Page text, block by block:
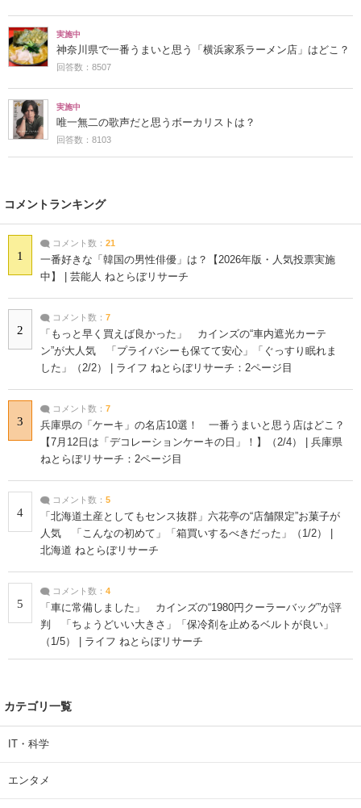
実施中
神奈川県で一番うまいと思う「横浜家系ラーメン店」はどこ？
回答数：8507
実施中
唯一無二の歌声だと思うボーカリストは？
回答数：8103
コメントランキング
1
コメント数： 21
一番好きな「韓国の男性俳優」は？【2026年版・人気投票実施
中】 | 芸能人 ねとらぼリサーチ
2
コメント数： 7
「もっと早く買えば良かった」 カインズの“車内遮光カーテ
ン”が大人気 「プライバシーも保てて安心」「ぐっすり眠れま
した」（2/2） | ライフ ねとらぼリサーチ：2ページ目
3
コメント数： 7
兵庫県の「ケーキ」の名店10選！ 一番うまいと思う店はどこ？
【7月12日は「デコレーションケーキの日」！】（2/4） | 兵庫県
ねとらぼリサーチ：2ページ目
4
コメント数： 5
「北海道土産としてもセンス抜群」六花亭の“店舗限定”お菓子が
人気 「こんなの初めて」「箱買いするべきだった」（1/2） |
北海道 ねとらぼリサーチ
5
コメント数： 4
「車に常備しました」 カインズの“1980円クーラーバッグ”が評
判 「ちょうどいい大きさ」「保冷剤を止めるベルトが良い」
（1/5） | ライフ ねとらぼリサーチ
カテゴリ一覧
IT・科学
エンタメ